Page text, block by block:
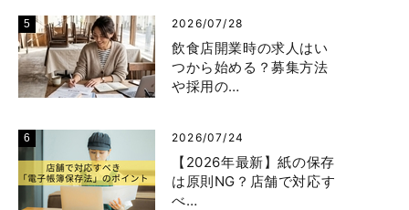
2026/07/28
飲食店開業時の求人はい
つから始める？募集方法
や採用の…
2026/07/24
【2026年最新】紙の保存
は原則NG？店舗で対応す
べ…